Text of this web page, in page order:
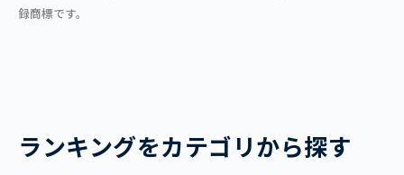
録商標です。
ランキングをカテゴリから探す